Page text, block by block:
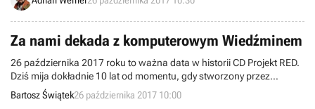
Za nami dekada z komputerowym Wiedźminem
26 października 2017 roku to ważna data w historii CD Projekt RED.
Dziś mija dokładnie 10 lat od momentu, gdy stworzony przez
Andrzeja Sapkowskiego Geralt z Rivii po raz pierwszy zagościł na
ekranach monitorów.
Bartosz Świątek26 października 2017 10:00